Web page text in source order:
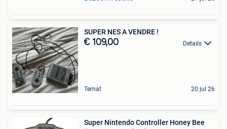
SUPER NES A VENDRE !
€ 109,00 Details
Ternat 20 jul 26
Super Nintendo Controller Honey Bee